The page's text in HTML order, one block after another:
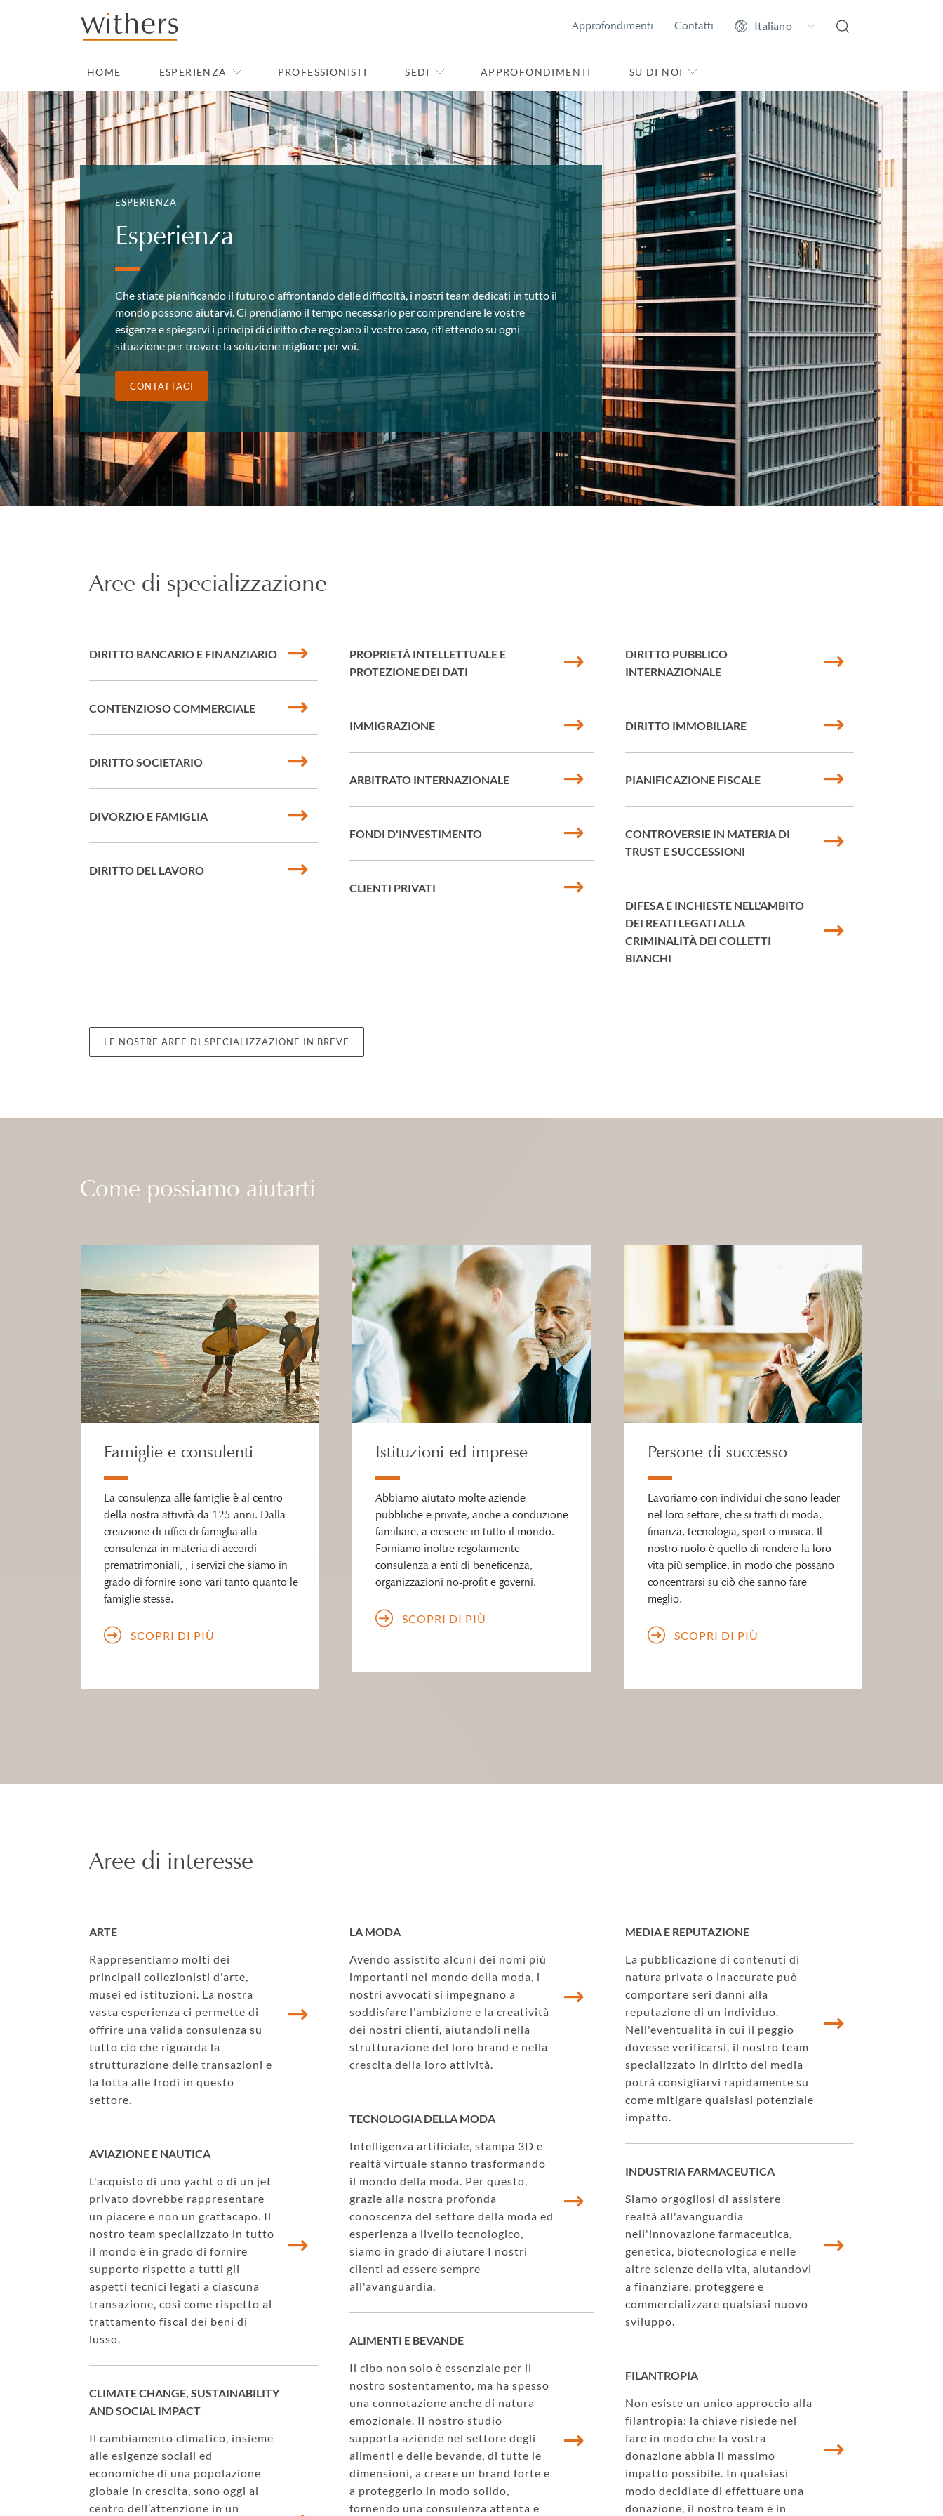
Skip to main content
Approfondimenti Contatti
HOME ESPERIENZA PROFESSIONISTI SEDI APPROFONDIMENTI SU DI NOI
ESPERIENZA
Esperienza
Che stiate pianificando il futuro o affrontando delle difficoltà, i nostri team dedicati in tutto il
mondo possono aiutarvi. Ci prendiamo il tempo necessario per comprendere le vostre
esigenze e spiegarvi i principi di diritto che regolano il vostro caso, riflettendo su ogni
situazione per trovare la soluzione migliore per voi.
CONTATTACI
Aree di specializzazione
DIRITTO BANCARIO E FINANZIARIO
CONTENZIOSO COMMERCIALE
DIRITTO SOCIETARIO
DIVORZIO E FAMIGLIA
DIRITTO DEL LAVORO
PROPRIETÀ INTELLETTUALE E
PROTEZIONE DEI DATI
IMMIGRAZIONE
ARBITRATO INTERNAZIONALE
FONDI D'INVESTIMENTO
CLIENTI PRIVATI
DIRITTO PUBBLICO
INTERNAZIONALE
DIRITTO IMMOBILIARE
PIANIFICAZIONE FISCALE
CONTROVERSIE IN MATERIA DI
TRUST E SUCCESSIONI
DIFESA E INCHIESTE NELL'AMBITO
DEI REATI LEGATI ALLA
CRIMINALITÀ DEI COLLETTI
BIANCHI
LE NOSTRE AREE DI SPECIALIZZAZIONE IN BREVE
Come possiamo aiutarti
Famiglie e consulenti
La consulenza alle famiglie è al centro
della nostra attività da 125 anni. Dalla
creazione di uffici di famiglia alla
consulenza in materia di accordi
prematrimoniali, , i servizi che siamo in
grado di fornire sono vari tanto quanto le
famiglie stesse.
SCOPRI DI PIÙ
Istituzioni ed imprese
Abbiamo aiutato molte aziende
pubbliche e private, anche a conduzione
familiare, a crescere in tutto il mondo.
Forniamo inoltre regolarmente
consulenza a enti di beneficenza,
organizzazioni no-profit e governi.
SCOPRI DI PIÙ
Persone di successo
Lavoriamo con individui che sono leader
nel loro settore, che si tratti di moda,
finanza, tecnologia, sport o musica. Il
nostro ruolo è quello di rendere la loro
vita più semplice, in modo che possano
concentrarsi su ciò che sanno fare
meglio.
SCOPRI DI PIÙ
Aree di interesse
ARTE
Rappresentiamo molti dei
principali collezionisti d'arte,
musei ed istituzioni. La nostra
vasta esperienza ci permette di
offrire una valida consulenza su
tutto ciò che riguarda la
strutturazione delle transazioni e
la lotta alle frodi in questo
settore.
AVIAZIONE E NAUTICA
L'acquisto di uno yacht o di un jet
privato dovrebbe rappresentare
un piacere e non un grattacapo. Il
nostro team specializzato in tutto
il mondo è in grado di fornire
supporto rispetto a tutti gli
aspetti tecnici legati a ciascuna
transazione, così come rispetto al
trattamento fiscal dei beni di
lusso.
CLIMATE CHANGE, SUSTAINABILITY
AND SOCIAL IMPACT
Il cambiamento climatico, insieme
alle esigenze sociali ed
economiche di una popolazione
globale in crescita, sono oggi al
centro dell’attenzione in un
LA MODA
Avendo assistito alcuni dei nomi più
importanti nel mondo della moda, i
nostri avvocati si impegnano a
soddisfare l'ambizione e la creatività
dei nostri clienti, aiutandoli nella
strutturazione del loro brand e nella
crescita della loro attività.
TECNOLOGIA DELLA MODA
Intelligenza artificiale, stampa 3D e
realtà virtuale stanno trasformando
il mondo della moda. Per questo,
grazie alla nostra profonda
conoscenza del settore della moda ed
esperienza a livello tecnologico,
siamo in grado di aiutare I nostri
clienti ad essere sempre
all'avanguardia.
ALIMENTI E BEVANDE
Il cibo non solo è essenziale per il
nostro sostentamento, ma ha spesso
una connotazione anche di natura
emozionale. Il nostro studio
supporta aziende nel settore degli
alimenti e delle bevande, di tutte le
dimensioni, a creare un brand forte e
a proteggerlo in modo solido,
fornendo una consulenza attenta e
MEDIA E REPUTAZIONE
La pubblicazione di contenuti di
natura privata o inaccurate può
comportare seri danni alla
reputazione di un individuo.
Nell'eventualità in cui il peggio
dovesse verificarsi, il nostro team
specializzato in diritto dei media
potrà consigliarvi rapidamente su
come mitigare qualsiasi potenziale
impatto.
INDUSTRIA FARMACEUTICA
Siamo orgogliosi di assistere
realtà all'avanguardia
nell'innovazione farmaceutica,
genetica, biotecnologica e nelle
altre scienze della vita, aiutandovi
a finanziare, proteggere e
commercializzare qualsiasi nuovo
sviluppo.
FILANTROPIA
Non esiste un unico approccio alla
filantropia: la chiave risiede nel
fare in modo che la vostra
donazione abbia il massimo
impatto possibile. In qualsiasi
modo decidiate di effettuare una
donazione, il nostro team è in